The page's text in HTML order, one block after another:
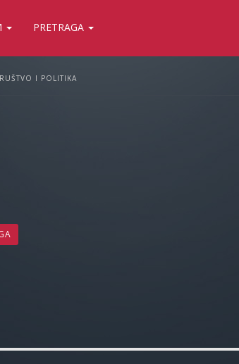
PRETRAGA
I POLITIKA